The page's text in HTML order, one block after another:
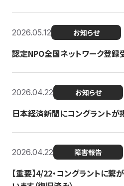
2026.05.12 お知らせ
認定NPO全国ネットワーク登録
2026.04.22 お知らせ
日本経済新聞にコングラントが
2026.04.22 障害報告
【重要】4/22・コングラントに